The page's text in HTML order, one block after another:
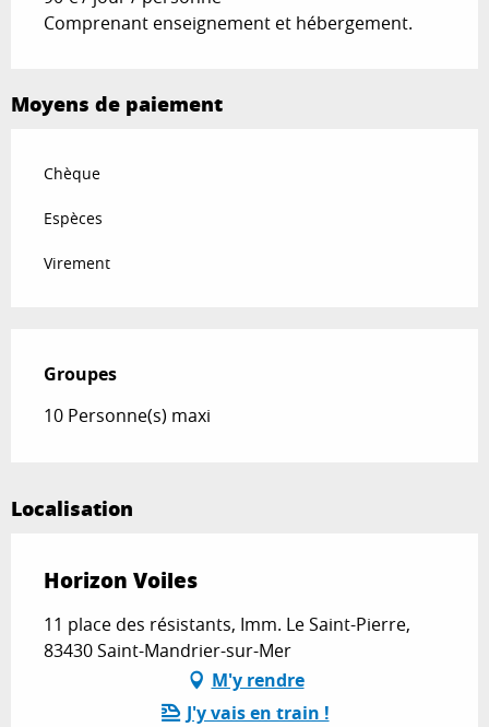
Comprenant enseignement et hébergement.
Moyens de paiement
Chèque
Espèces
Virement
Groupes
Groupes
10 Personne(s) maxi
Localisation
Horizon Voiles
11 place des résistants, Imm. Le Saint-Pierre,
83430 Saint-Mandrier-sur-Mer
M'y rendre
J'y vais en train !